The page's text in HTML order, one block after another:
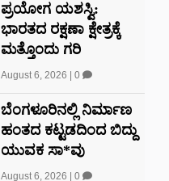
ಪ್ರಯೋಗ ಯಶಸ್ವಿ:
ಭಾರತದ ರಕ್ಷಣಾ ಕ್ಷೇತ್ರಕ್ಕೆ
ಮತ್ತೊಂದು ಗರಿ
August 6, 2026 0
ಬೆಂಗಳೂರಿನಲ್ಲಿ ನಿರ್ಮಾಣ
ಹಂತದ ಕಟ್ಟಡದಿಂದ ಬಿದ್ದು
ಯುವಕ ಸಾ*ವು
August 6, 2026 0